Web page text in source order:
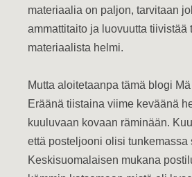
materiaalia on paljon, tarvitaan
ammattitaito ja luovuutta tiivistää
materiaalista helmi.
Mutta aloitetaanpa tämä blogi
Eräänä tiistaina viime keväänä
kuuluvaan kovaan räminään.
että posteljooni olisi tunkemassa
Keskisuomalaisen mukana